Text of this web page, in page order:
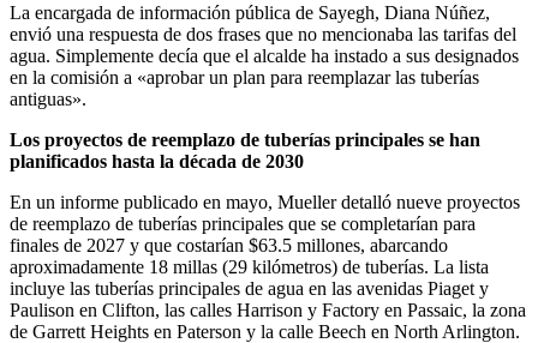
La encargada de información pública de Sayegh, Diana Núñez,
envió una respuesta de dos frases que no mencionaba las tarifas del
agua. Simplemente decía que el alcalde ha instado a sus designados
en la comisión a «aprobar un plan para reemplazar las tuberías
antiguas».
Los proyectos de reemplazo de tuberías principales se han
planificados hasta la década de 2030
En un informe publicado en mayo, Mueller detalló nueve proyectos
de reemplazo de tuberías principales que se completarían para
finales de 2027 y que costarían $63.5 millones, abarcando
aproximadamente 18 millas (29 kilómetros) de tuberías. La lista
incluye las tuberías principales de agua en las avenidas Piaget y
Paulison en Clifton, las calles Harrison y Factory en Passaic, la zona
de Garrett Heights en Paterson y la calle Beech en North Arlington.